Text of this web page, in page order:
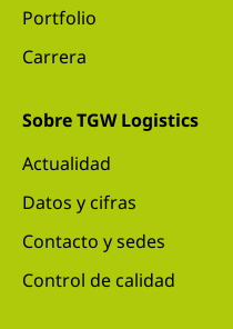
Portfolio
Carrera
Sobre TGW Logistics
Actualidad
Datos y cifras
Contacto y sedes
Control de calidad